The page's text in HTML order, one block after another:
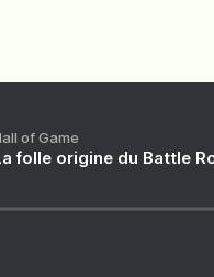
of Game
folle origine du Battle